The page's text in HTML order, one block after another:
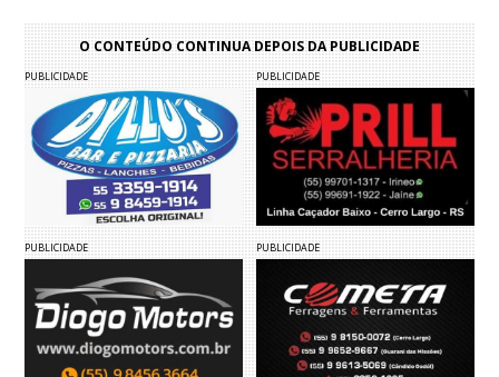
O CONTEÚDO CONTINUA DEPOIS DA PUBLICIDADE
PUBLICIDADE PUBLICIDADE
PUBLICIDADE PUBLICIDADE